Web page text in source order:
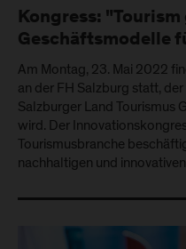
Kongress: "Tourism
Geschäftsmodelle
Am Montag, 23. Mai 2022
an der FH Salzburg statt,
Salzburger Land Tourismus
wird. Der
Tourismusbranche
nachhaltigen und